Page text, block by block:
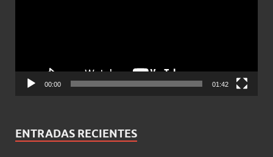
00:00 01:42
ENTRADAS RECIENTES